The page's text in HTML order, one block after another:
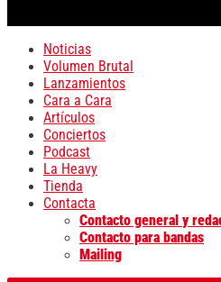
Noticias
Volumen Brutal
Lanzamientos
Cara a Cara
Artículos
Conciertos
Podcast
La Heavy
Tienda
Contacta
Contacto general y
Contacto para bandas
Mailing